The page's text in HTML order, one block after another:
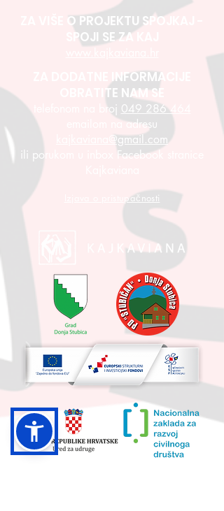
ZA VIŠE O PROJEKTU SPOJKAJ -
SPOJI SE ZA KAJ
ZA DODATNE INFORMACIJE
OBRATITE NAM SE
telefonom na broj 049 286 464
emailom na adresu
kajkaviana@gmail.com
ili porukom u inbox Facebook stranice
Izjava o pristupačnosti